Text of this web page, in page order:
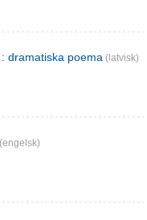
dramatiska poema (latvisk)
(engelsk)